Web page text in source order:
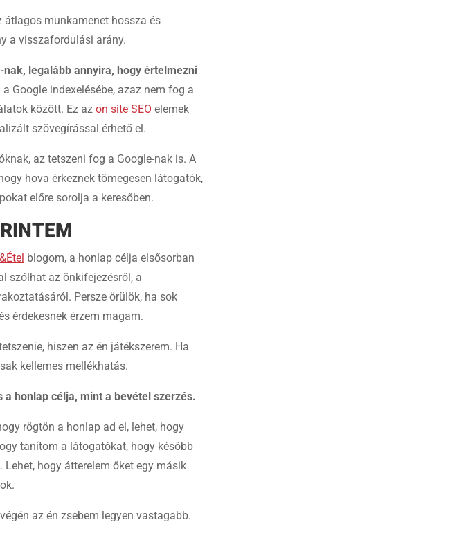
munkamenet hossza és
a visszafordulási arány.
legalább annyira, hogy értelmezni
Google indexelésébe, azaz nem fog a
között. Ez az on site SEO elemek
szövegírással érhető el.
az tetszeni fog a Google-nak is. A
hova érkeznek tömegesen látogatók,
előre sorolja a keresőben.
blogom, a honlap célja elsősorban
szólhat az önkifejezésről, a
Persze örülök, ha sok
érdekesnek érzem magam.
hiszen az én játékszerem. Ha
kellemes mellékhatás.
honlap célja, mint a bevétel szerzés.
rögtön a honlap ad el, lehet, hogy
tanítom a látogatókat, hogy később
hogy átterelem őket egy másik
az én zsebem legyen vastagabb.